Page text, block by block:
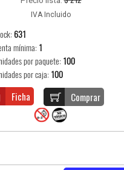
IVA Incluido
631
mínima: 1
por paquete: 100
por caja: 100
Comprar
Ficha